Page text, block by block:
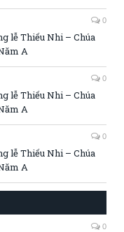
0
lễ Thiếu Nhi – Chúa
A
0
lễ Thiếu Nhi – Chúa
A
0
lễ Thiếu Nhi – Chúa
A
0